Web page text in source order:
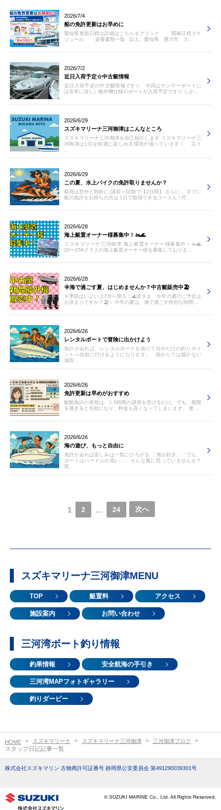
2026/7/4
船の免許更新はお早めに
愛知県更新日程は詳細はこちらをクリック 開催日程スケ
ジュール 必要書類一覧 以上、愛知県 豊川市 ス…
2026/7/2
近日入荷予定☆中古艇情報
近日入荷予定の中古艇情報です☆ 今回はヤンマーボートに
は非常に珍しい船外機仕様のボートが入荷予定です☆ しか…
2026/6/29
スズキマリーナ三河御津はこんなところ
スズキマリーナ三河御津を自己紹介します スズキマリーナ三
河御津は1日を快適に楽しめる環境が揃っています！ 広々
2026/6/29
この夏、水上バイクの免許取りませんか？
取得は意外と気軽に♪講習＋試験で【2日間】 さらに… すでに
船の免許をお持ちの方は 1日で取得できるコースも！忙…
2026/6/28
海上艇置オーナー様募集中！🚤🌊
スズキマリーナ三河御津 海上艇置オーナー様募集中！🚤🌊
20〜25ftクラスの海上艇置オーナー様を募集しておりま…
2026/6/28
🌞海で過ごす夏、はじめませんか？中古艇販売中🏖️
🌞季節はいよいよ7月へ突入！🌊皆さま、今年の夏のご予定は
お決まりですか？🏖️✨ 今年の夏は、海で過ごす特別な時間…
2026/6/26
レンタルボートで冒険に出かけよう
免許があれば、レンタルボートを借りて自分だけの釣りポイ
ントへ自由に行けるようになります。 陸からでは届かない
場所…
2026/6/26
免許更新は早めがおすすめ
船舶免許の更新は、1.5時間の講習を受けるだけ。でも、期限
を過ぎると失効になり、料金も高くなってしまいます。 更…
2026/6/26
海の遊び、もっと自由に
免許があれば楽しみは一気にひろがる 「海が好き」「でも、
ボートはハードルが高い…」そんな風に思っていませんか？
実…
1 2 … 24 次へ
スズキマリーナ三河御津MENU
TOP 艇置料 アクセス
施設案内 お問い合わせ
三河湾ボート釣り情報
釣果情報 安全航海の手引き
三河湾MAPフォトギャラリー
釣りダービー
HOME スズキマリーナ スズキマリーナ三河御津 三河御津ブログ
スタッフ日記記事一覧
株式会社スズキマリン 古物商許可証番号 静岡県公安委員会 第491290039301号
© SUZUKI MARINE Co., Ltd. All Rights Reserved.